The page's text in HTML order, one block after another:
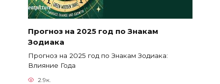
Прогноз на 2025 год по Знакам
Зодиака
Прогноз на 2025 год по Знакам Зодиака:
Влияние Года
2.9к.